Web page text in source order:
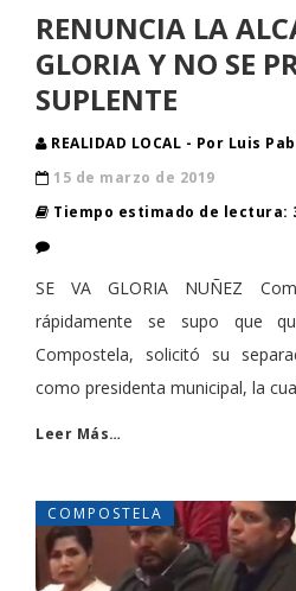
RENUNCIA LA
GLORIA Y NO SE
SUPLENTE
REALIDAD LOCAL - Por Luis
15 de marzo de 2019
Tiempo estimado de lectura:
SE VA GLORIA NUÑEZ
rápidamente se supo que
Compostela, solicitó su
como presidenta municipal, la
Leer Más…
COMPOSTELA